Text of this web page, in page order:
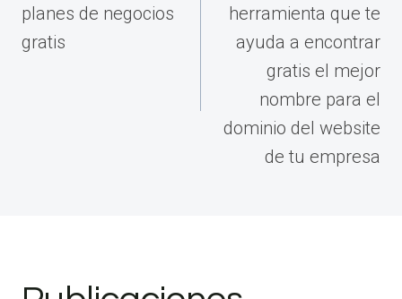
entradas
planes de negocios
gratis
herramienta que te
ayuda a encontrar
gratis el mejor
nombre para el
dominio del website
de tu empresa